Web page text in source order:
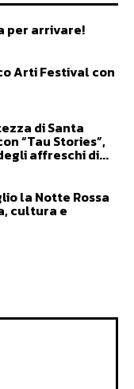
per arrivare!
Arti Festival con
di Santa
“Tau Stories”,
affreschi di...
la Notte Rossa
cultura e